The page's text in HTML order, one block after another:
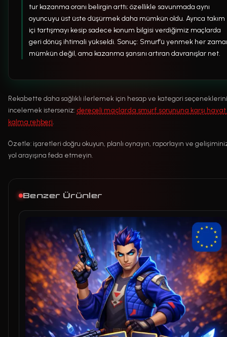
tur kazanma oranı belirgin arttı; özellikle savunmada aynı
oyuncuyu üst üste düşürmek daha mümkün oldu. Ayrıca takım
içi tartışmayı kesip sadece konum bilgisi verdiğimiz maçlarda
geri dönüş ihtimali yükseldi. Sonuç: Smurf’ü yenmek her
mümkün değil, ama kazanma şansını artıran davranışlar net.
Rekabette daha sağlıklı ilerlemek için hesap ve kategori seçeneklerini
incelemek isterseniz:dereceli maçlarda smurf sorununa karşı
kalma rehberi
Özetle: işaretleri doğru okuyun, planlı oynayın, raporlayın ve
yol arayışına feda etmeyin.
Benzer Ürünler